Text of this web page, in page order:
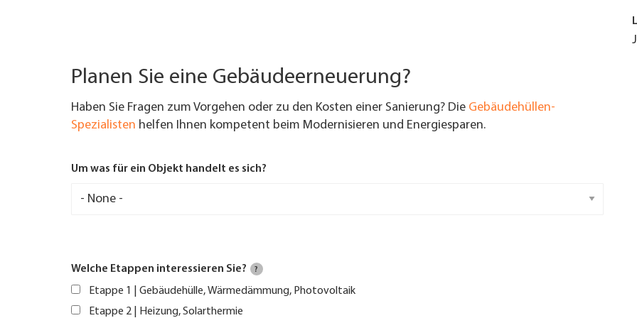
Planen Sie eine Gebäudeerneuerung?
Haben Sie Fragen zum Vorgehen oder zu den Kosten einer Sanierung? Die Gebäudehüllen-
Spezialisten helfen Ihnen kompetent beim Modernisieren und Energiesparen.
Um was für ein Objekt handelt es sich?
Welche Etappen interessieren Sie? ?
Etappe 1 | Gebäudehülle, Wärmedämmung, Photovoltaik
Etappe 2 | Heizung, Solarthermie